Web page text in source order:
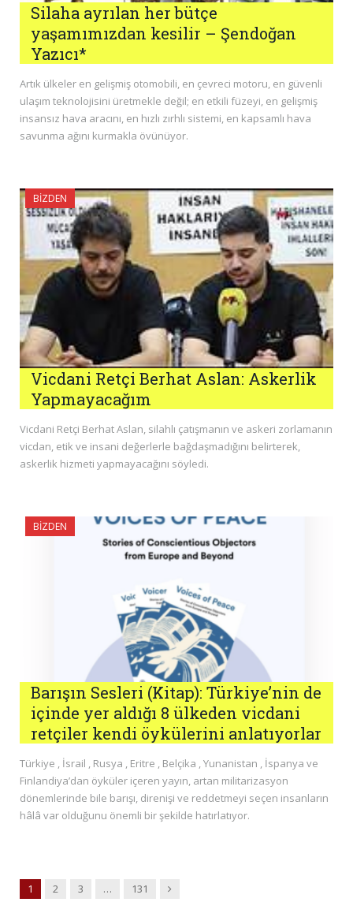
Silaha ayrılan her bütçe
yaşamımızdan kesilir – Şendoğan
Yazıcı*
Artık ülkeler en gelişmiş otomobili, en çevreci motoru, en güvenli
ulaşım teknolojisini üretmekle değil; en etkili füzeyi, en gelişmiş
insansız hava aracını, en hızlı zırhlı sistemi, en kapsamlı hava
savunma ağını kurmakla övünüyor.
BIZDEN
Vicdani Retçi Berhat Aslan: Askerlik
Yapmayacağım
Vicdani Retçi Berhat Aslan, silahlı çatışmanın ve askeri zorlamanın
vicdan, etik ve insani değerlerle bağdaşmadığını belirterek,
askerlik hizmeti yapmayacağını söyledi.
BIZDEN
Barışın Sesleri (Kitap): Türkiye’nin de
içinde yer aldığı 8 ülkeden vicdani
retçiler kendi öykülerini anlatıyorlar
Türkiye , İsrail , Rusya , Eritre , Belçika , Yunanistan , İspanya ve
Finlandiya’dan öyküler içeren yayın, artan militarizasyon
dönemlerinde bile barışı, direnişi ve reddetmeyi seçen insanların
hâlâ var olduğunu önemli bir şekilde hatırlatıyor.
1 2 3 … 131 Next